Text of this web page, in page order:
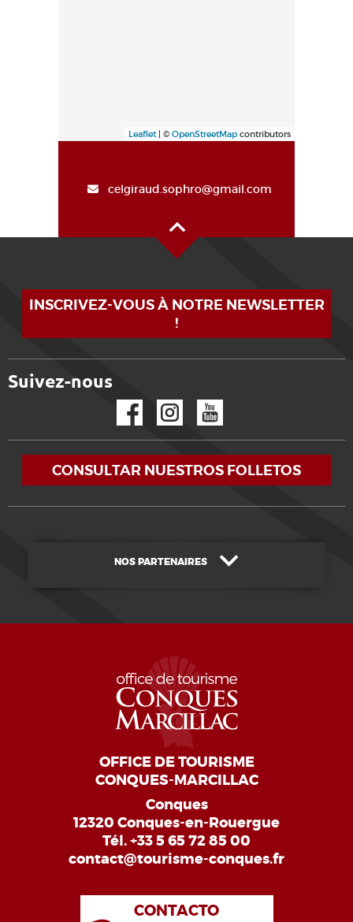
Leaflet| © OpenStreetMap contributors
celgiraud.sophro@gmail.com
INSCRIVEZ-VOUS À NOTRE NEWSLETTER
!
Suivez-nous
CONSULTAR NUESTROS FOLLETOS
NOS PARTENAIRES
OFFICE DE TOURISME
CONQUES-MARCILLAC
Conques
12320 Conques-en-Rouergue
Tél.+33 5 65 72 85 00
contact@tourisme-conques.fr
CONTACTO